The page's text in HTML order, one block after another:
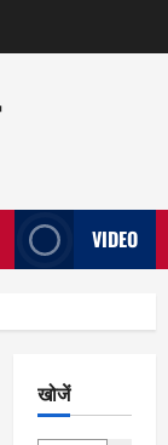
VIDEO
खोजें